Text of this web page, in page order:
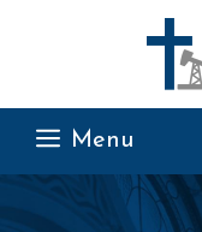
Menu